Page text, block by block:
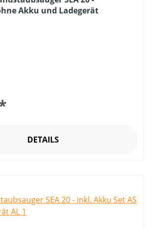
Akku und Ladegerät
DETAILS